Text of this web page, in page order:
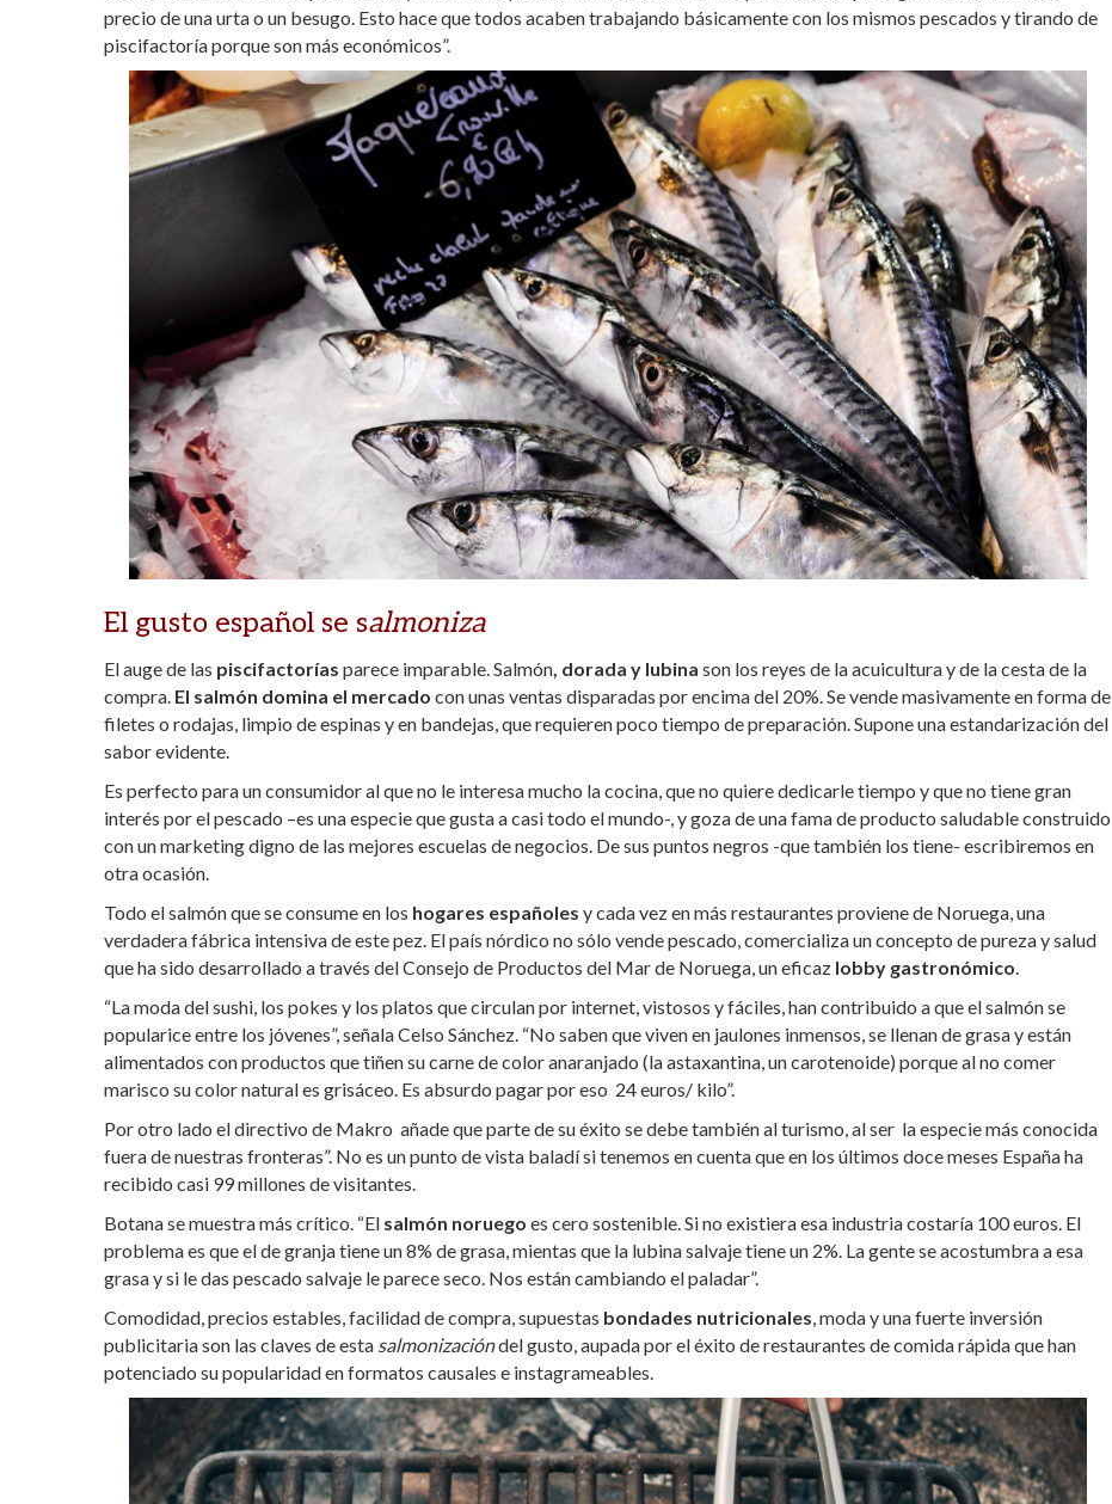
precio de una urta o un besugo. Esto hace que todos acaben trabajando básicamente con los mismos pescados y tirando de
piscifactoría porque son más económicos”.
El gusto español se salmoniza
El auge de las piscifactorías parece imparable. Salmón, dorada y lubina son los reyes de la acuicultura y de la cesta de la
compra. El salmón domina el mercado con unas ventas disparadas por encima del 20%. Se vende masivamente en forma de
filetes o rodajas, limpio de espinas y en bandejas, que requieren poco tiempo de preparación. Supone una estandarización del
sabor evidente.
Es perfecto para un consumidor al que no le interesa mucho la cocina, que no quiere dedicarle tiempo y que no tiene gran
interés por el pescado –es una especie que gusta a casi todo el mundo-, y goza de una fama de producto saludable construido
con un marketing digno de las mejores escuelas de negocios. De sus puntos negros -que también los tiene- escribiremos en
otra ocasión.
Todo el salmón que se consume en los hogares españoles y cada vez en más restaurantes proviene de Noruega, una
verdadera fábrica intensiva de este pez. El país nórdico no sólo vende pescado, comercializa un concepto de pureza y salud
que ha sido desarrollado a través del Consejo de Productos del Mar de Noruega, un eficaz lobby gastronómico.
“La moda del sushi, los pokes y los platos que circulan por internet, vistosos y fáciles, han contribuido a que el salmón se
popularice entre los jóvenes”, señala Celso Sánchez. “No saben que viven en jaulones inmensos, se llenan de grasa y están
alimentados con productos que tiñen su carne de color anaranjado (la astaxantina, un carotenoide) porque al no comer
marisco su color natural es grisáceo. Es absurdo pagar por eso 24 euros/ kilo”.
Por otro lado el directivo de Makro añade que parte de su éxito se debe también al turismo, al ser la especie más conocida
fuera de nuestras fronteras”. No es un punto de vista baladí si tenemos en cuenta que en los últimos doce meses España ha
recibido casi 99 millones de visitantes.
Botana se muestra más crítico. “El salmón noruego es cero sostenible. Si no existiera esa industria costaría 100 euros. El
problema es que el de granja tiene un 8% de grasa, mientas que la lubina salvaje tiene un 2%. La gente se acostumbra a esa
grasa y si le das pescado salvaje le parece seco. Nos están cambiando el paladar”.
Comodidad, precios estables, facilidad de compra, supuestas bondades nutricionales, moda y una fuerte inversión
publicitaria son las claves de esta salmonizacióndel gusto, aupada por el éxito de restaurantes de comida rápida que han
potenciado su popularidad en formatos causales e instagrameables.